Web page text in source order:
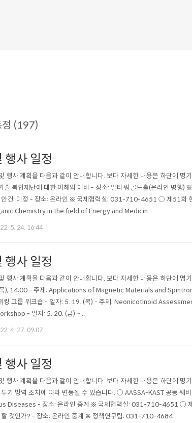
정 (197)
사 일정
행사 계획을 다음과 같이 안내합니다. 보다 자세한 내용은 하단에
술 복합재난에 대한 이해와 대비 - 장소: 엘타워 골드홀(온라인 병
건: 미정 - 장소: 온라인 ※ 국제협력실: 031-710-4651 ○ 제51회
Chemistry in the field of Energy and Medicin..
5. 24. 16:44
사 일정
행사 계획을 다음과 같이 안내합니다. 보다 자세한 내용은 하단에
), 14:00 - 주제: Applications of Magnetic Materials and
킹 그룹 워크숍 - 일자: 5. 19. (목) - 주제: Neonicotinoid
- 일자: 5. 20. (금) ~ ..
4. 27. 09:07
사 일정
행사 계획을 다음과 같이 안내합니다. 보다 자세한 내용은 하단에
기 방역 조치에 따라 변동될 수 있습니다. ○ AASSA-KAST 공동
Diseases - 장소: 온라인 중계 ※ 국제협력실: 031-710-4651 ○
할 것인가? - 장소: 온라인 중계 ※ 정책연구팀: 031-710-4684